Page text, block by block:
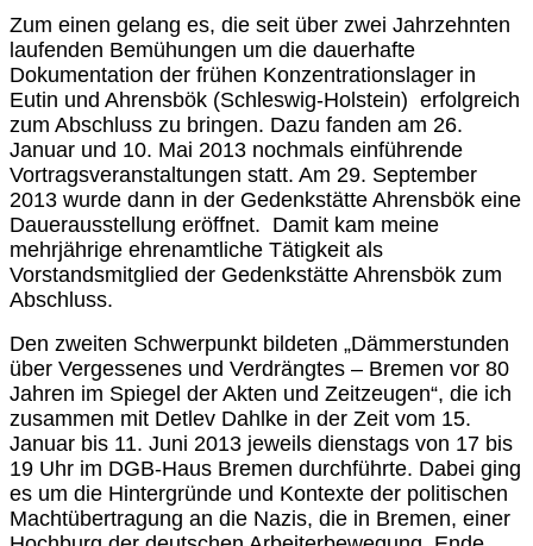
Zum einen gelang es, die seit über zwei Jahrzehnten
laufenden Bemühungen um die dauerhafte
Dokumentation der frühen Konzentrationslager in
Eutin und Ahrensbök (Schleswig-Holstein) erfolgreich
zum Abschluss zu bringen. Dazu fanden am 26.
Januar und 10. Mai 2013 nochmals einführende
Vortragsveranstaltungen statt. Am 29. September
2013 wurde dann in der Gedenkstätte Ahrensbök eine
Dauerausstellung eröffnet. Damit kam meine
mehrjährige ehrenamtliche Tätigkeit als
Vorstandsmitglied der Gedenkstätte Ahrensbök zum
Abschluss.
Den zweiten Schwerpunkt bildeten „Dämmerstunden
über Vergessenes und Verdrängtes – Bremen vor 80
Jahren im Spiegel der Akten und Zeitzeugen“, die ich
zusammen mit Detlev Dahlke in der Zeit vom 15.
Januar bis 11. Juni 2013 jeweils dienstags von 17 bis
19 Uhr im DGB-Haus Bremen durchführte. Dabei ging
es um die Hintergründe und Kontexte der politischen
Machtübertragung an die Nazis, die in Bremen, einer